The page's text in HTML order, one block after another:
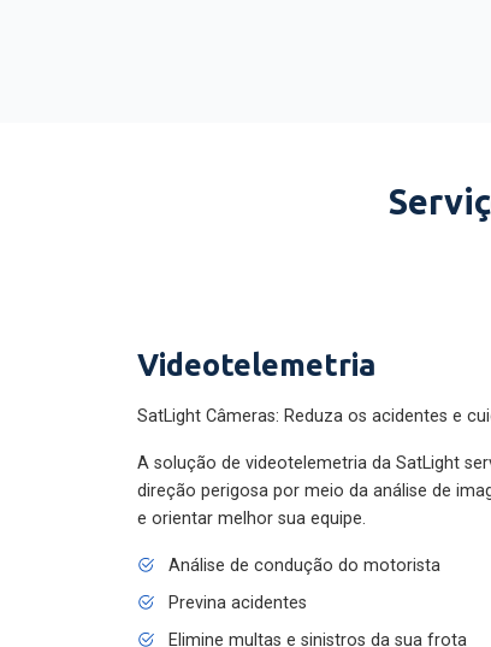
Videotelemetria
SatLight Câmeras: Reduza os acidentes e
A solução de videotelemetria da SatLight
direção perigosa por meio da análise de
e orientar melhor sua equipe.
Análise de condução do motorista
Previna acidentes
Elimine multas e sinistros da sua frota